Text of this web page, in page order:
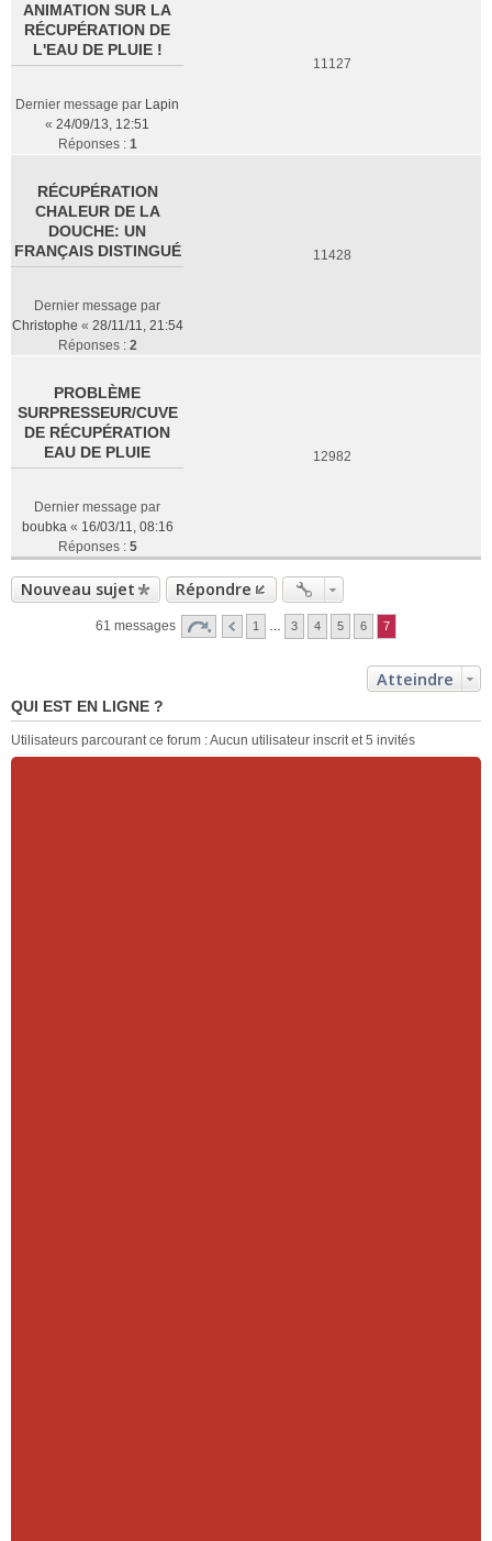
ANIMATION SUR LA
RÉCUPÉRATION DE
L'EAU DE PLUIE !
Dernier message par Lapin
« 24/09/13, 12:51
Réponses : 1
11127
RÉCUPÉRATION
CHALEUR DE LA
DOUCHE: UN
FRANÇAIS DISTINGUÉ
Dernier message par
Christophe « 28/11/11, 21:54
Réponses : 2
11428
PROBLÈME
SURPRESSEUR/CUVE
DE RÉCUPÉRATION
EAU DE PLUIE
Dernier message par
boubka« 16/03/11, 08:16
Réponses : 5
12982
Nouveau sujet Répondre
61 messages 1 3 4 5 6 7
Atteindre
QUI EST EN LIGNE ?
Utilisateurs parcourant ce forum : Aucun utilisateur inscrit et 5 invités